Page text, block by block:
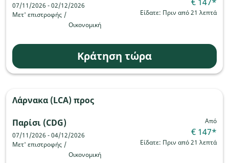
07/11/2026 - 02/12/2026
Μετ' επιστροφής /
Οικονομική
Είδατε: Πριν από 21 λεπτά
Κράτηση τώρα
Λάρνακα (LCA)προς
Παρίσι (CDG)
07/11/2026 - 04/12/2026
Μετ' επιστροφής /
Οικονομική
Από
€ 147*
Είδατε: Πριν από 21 λεπτά